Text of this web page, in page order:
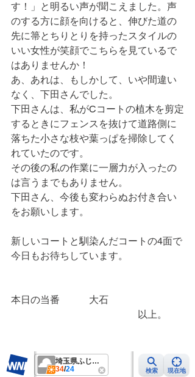
す！」と明るい声が聞こえました。声
のする方に顔を向けると、伸びた道の
先に箒とちりとりを持ったスタイルの
いい女性が笑顔でこちらを見ているで
はありませんか！
あ、あれは、もしかして、いや間違い
なく、下田さんでした。
下田さんは、私がCコートの植木を剪定
するときにフェンスを抜けて道路側に
落ちた小さな枝や葉っぱを掃除してく
れていたのです。
その後の私の作業に一層力が入ったの
は言うまでもありません。
下田さん、今後も変わらぬお付き合い
をお願いします。
新しいコートと馴染んだコートの4面で
今日もお待ちしています。
本日の当番　　　大石
以上。